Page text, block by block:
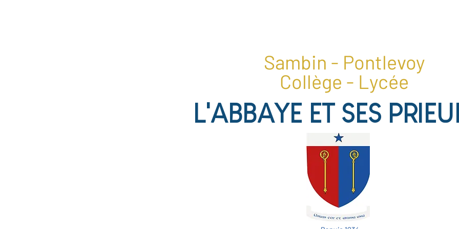
Sambin - Pontlevoy
Collège - Lycée
L'ABBAYE ET SES